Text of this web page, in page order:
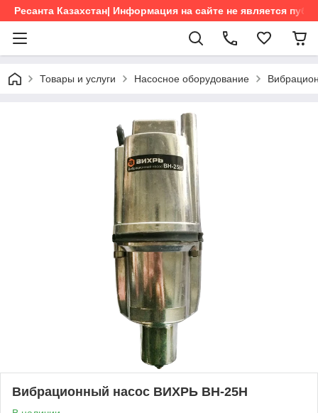
Ресанта Казахстан| Информация на сайте не является
Товары и услуги Насосное оборудование
Вибрационный насос ВИХРЬ ВН-25Н